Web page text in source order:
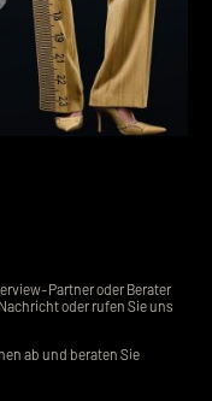
Partner oder Berater
oder rufen Sie uns
ab und beraten Sie